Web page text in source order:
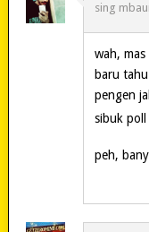
sing
wah,
baru
pengen
sibuk
peh,